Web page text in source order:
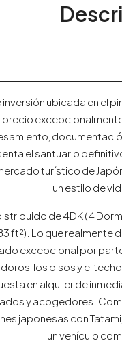
ubicada en el
el santuario
turístico de
un estilo de
de 4DK (4
ft²). Lo que
excepcional por
los pisos y el
en alquiler de
y acogedores.
japonesas con
un vehículo